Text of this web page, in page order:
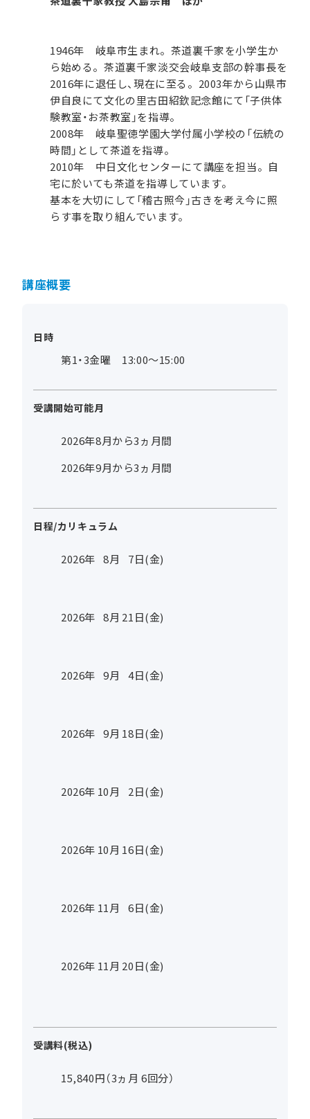
1946年 岐阜市生まれ。茶道裏千家を小学生か
ら始める。茶道裏千家淡交会岐阜支部の幹事長を
2016年に退任し、現在に至る。2003年から山県市
伊自良にて文化の里古田紹欽記念館にて「子供体
験教室・お茶教室」を指導。
2008年 岐阜聖徳学園大学付属小学校の「伝統の
時間」として茶道を指導。
2010年 中日文化センターにて講座を担当。自
宅に於いても茶道を指導しています。
基本を大切にして「稽古照今」古きを考え今に照
らす事を取り組んでいます。
講座概要
日時
第1・3金曜 13:00～15:00
受講開始可能月
2026年8月から3ヵ月間
2026年9月から3ヵ月間
日程/カリキュラム
2026年 8月 7日(金)
2026年 8月 21日(金)
2026年 9月 4日(金)
2026年 9月 18日(金)
2026年 10月 2日(金)
2026年 10月 16日(金)
2026年 11月 6日(金)
2026年 11月 20日(金)
受講料(税込)
15,840円（3ヵ月 6回分）